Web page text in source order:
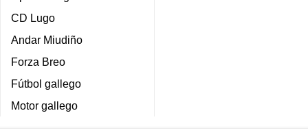
CD Lugo
Andar Miudiño
Forza Breo
Fútbol gallego
Motor gallego